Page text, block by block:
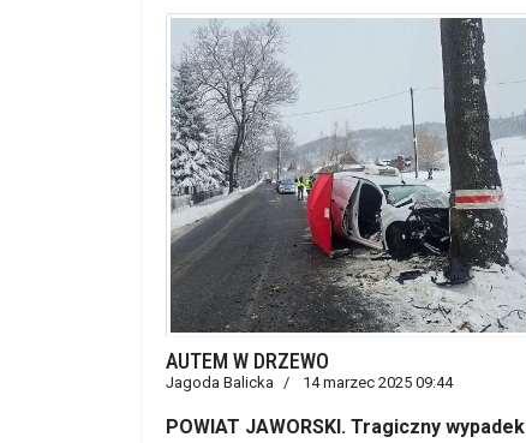
AUTEM W DRZEWO
Jagoda Balicka 14 marzec 2025 09:44
POWIAT JAWORSKI. Tragiczny wypadek